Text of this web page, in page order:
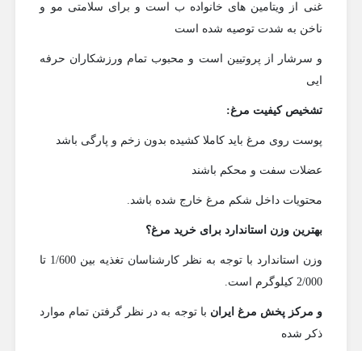
غنی از ویتامین های خانواده ب است و برای سلامتی مو و
ناخن به شدت توصیه شده است
و سرشار از پروتیین است و محبوب تمام ورزشکاران حرفه
ایی
تشخیص کیفیت مرغ:
پوست روی مرغ باید کاملا کشیده بدون زخم و پارگی باشد
عضلات سفت و محکم باشند
محتویات داخل شکم مرغ خارج شده باشد.
بهترین وزن استاندارد برای خرید مرغ؟
وزن استاندارد با توجه به نظر کارشناسان تغذیه بین 1/600 تا
2/000 کیلوگرم است.
و مرکز پخش مرغ ایران با توجه به در نظر گرفتن تمام موارد
ذکر شده